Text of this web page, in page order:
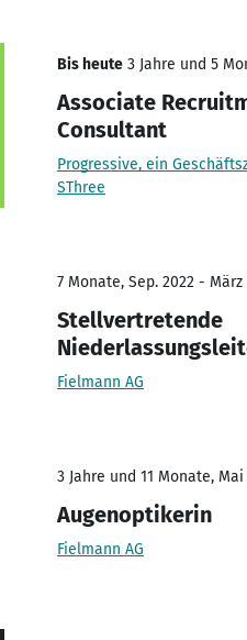
Bis heute 3 Jahre und 5
Associate
Consultant
Progressive, ein
SThree
7 Monate, Sep. 2022 - März
Stellvertretende
Fielmann AG
3 Jahre und 11 Monate,
Augenoptikerin
Fielmann AG